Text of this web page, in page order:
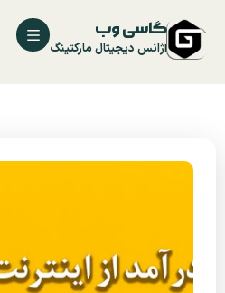
گاسی وب
آژانس دیجیتال مارکتینگ